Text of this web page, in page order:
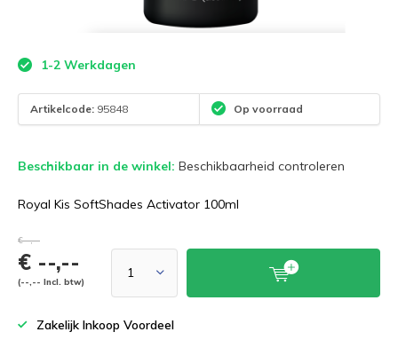
1-2 Werkdagen
Artikelcode: 95848 Op voorraad
Beschikbaar in de winkel: Beschikbaarheid controleren
Royal Kis SoftShades Activator 100ml
€--,--
€ --,--
(--,-- Incl. btw)
Zakelijk Inkoop Voordeel